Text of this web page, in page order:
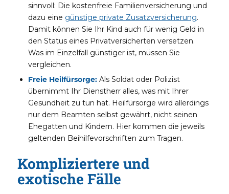
sinnvoll: Die kostenfreie Familienversicherung und
dazu eine günstige private Zusatzversicherung.
Damit können Sie Ihr Kind auch für wenig Geld in
den Status eines Privatversicherten versetzen.
Was im Einzelfall günstiger ist, müssen Sie
vergleichen.
Freie Heilfürsorge:Als Soldat oder Polizist
übernimmt Ihr Dienstherr alles, was mit Ihrer
Gesundheit zu tun hat. Heilfürsorge wird allerdings
nur dem Beamten selbst gewährt, nicht seinen
Ehegatten und Kindern. Hier kommen die jeweils
geltenden Beihilfevorschriften zum Tragen.
Kompliziertere und
exotische Fälle